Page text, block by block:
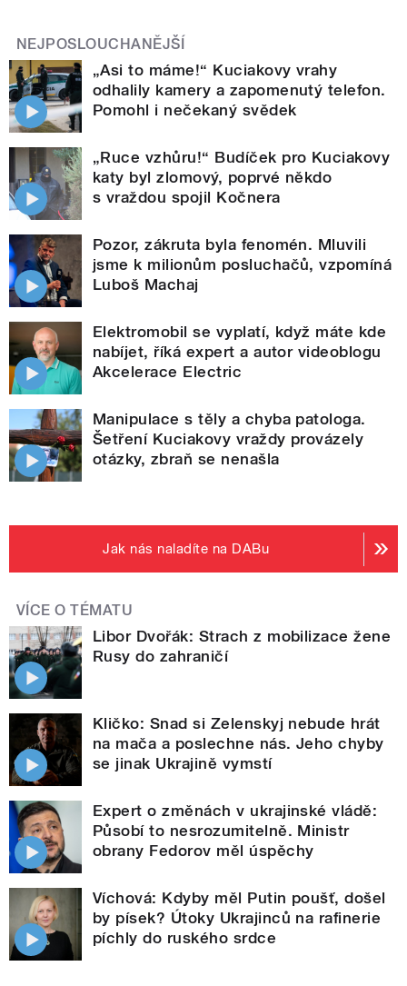
NEJPOSLOUCHANĚJŠÍ
„Asi to máme!“ Kuciakovy vrahy
odhalily kamery a zapomenutý telefon.
Pomohl i nečekaný svědek
„Ruce vzhůru!“ Budíček pro Kuciakovy
katy byl zlomový, poprvé někdo
s vraždou spojil Kočnera
Pozor, zákruta byla fenomén. Mluvili
jsme k milionům posluchačů, vzpomíná
Luboš Machaj
Elektromobil se vyplatí, když máte kde
nabíjet, říká expert a autor videoblogu
Akcelerace Electric
Manipulace s těly a chyba patologa.
Šetření Kuciakovy vraždy provázely
otázky, zbraň se nenašla
Jak nás naladíte na DABu
VÍCE O TÉMATU
Libor Dvořák: Strach z mobilizace žene
Rusy do zahraničí
Kličko: Snad si Zelenskyj nebude hrát
na mača a poslechne nás. Jeho chyby
se jinak Ukrajině vymstí
Expert o změnách v ukrajinské vládě:
Působí to nesrozumitelně. Ministr
obrany Fedorov měl úspěchy
Víchová: Kdyby měl Putin poušť, došel
by písek? Útoky Ukrajinců na rafinerie
píchly do ruského srdce